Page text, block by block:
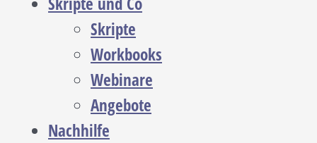
Skripte
Workbooks
Webinare
Angebote
Nachhilfe